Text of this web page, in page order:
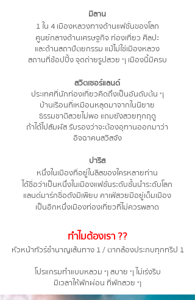
มิลาน
1 ใน 4 เมืองหลวงทางด้านแฟชั่นของโลก
ศูนย์กลางด้านเศรษฐกิจ ท่องเที่ยว ศิลปะ
และด้านสถาปัตยกรรม แม้ไม่ใช่เมืองหลวง
สถานที่ช้อปปิ้ง จุดถ่ายรูปสวย ๆ เมืองนี้มีครบ
สวิตเซอร์แลนด์
ประเทศที่นักท่องเที่ยวคิดถึงเป็นอันดับต้น ๆ
บ้านเรือนที่เหมือนหลุดมาจากในนิยาย
ธรรมชาติสวยไม่พอ แถมยังสวยทุกฤดู
ถ้าได้ไปสัมผัส รับรองว่าจะต้องอุทานออกมาว่า
อิจฉาคนสวิสจัง
ปารีส
หนึ่งในเมืองที่อยู่ในลิสของใครหลายท่าน
ได้ชื่อว่าเป็นหนึ่งในเมืองแฟชั่นระดับชั้นนำระดับโลก
แลนด์มาร์กชื่อดังมีเพียบ คาเฟ่สวยมีอยู่เต็มเมือง
เป็นอีกหนึ่งเมืองท่องเที่ยวที่ไม่ควรพลาด
ทำไมต้องเรา ??
หัวหน้าทัวร์ชำนาญเส้นทาง 1 / ตากล้องประกบทุกทริป 1
โปรแกรมทำแบบหลวม ๆ สบาย ๆ ไม่เร่งรีบ
มีเวลาให้พักผ่อน ที่พักสวย ๆ